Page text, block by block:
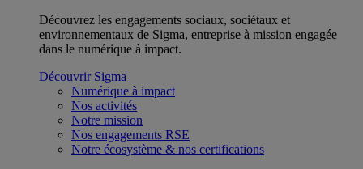
Découvrez les engagements sociaux, sociétaux et
environnementaux de Sigma, entreprise à mission engagée
dans le numérique à impact.
Découvrir Sigma
Numérique à impact
Nos activités
Notre mission
Nos engagements RSE
Notre écosystème & nos certifications